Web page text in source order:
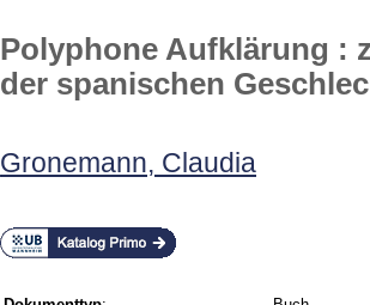
Polyphone Aufklärung :
der spanischen
Gronemann, Claudia